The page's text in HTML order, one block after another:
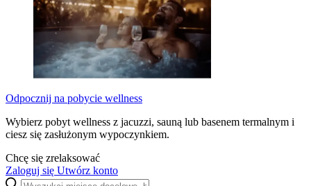
Odpocznij na pobycie wellness
Wybierz pobyt wellness z jacuzzi, sauną lub basenem termalnym i
ciesz się zasłużonym wypoczynkiem.
Chcę się zrelaksować
Zaloguj się Utwórz konto